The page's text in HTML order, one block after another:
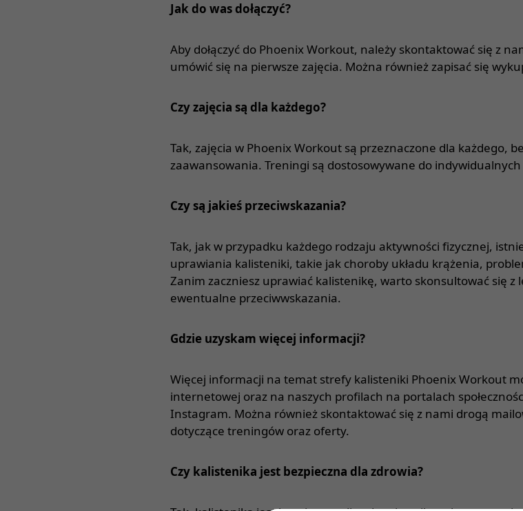
Jak do was dołączyć?
Aby dołączyć do Phoenix Workout, należy skontaktować się z
umówić się na pierwsze zajęcia. Można również zapisać się
Czy zajęcia są dla każdego?
Tak, zajęcia w Phoenix Workout są przeznaczone dla każdego,
zaawansowania. Treningi są dostosowywane do
Czy są jakieś przeciwskazania?
Tak, jak w przypadku każdego rodzaju aktywności fizycznej,
uprawiania kalisteniki, takie jak choroby układu krążenia,
Zanim zaczniesz uprawiać kalistenikę, warto skonsultować się z
ewentualne przeciwwskazania.
Gdzie uzyskam więcej informacji?
Więcej informacji na temat strefy kalisteniki Phoenix Workout
internetowej oraz na naszych profilach na portalach
Instagram. Można również skontaktować się z nami drogą
dotyczące treningów oraz oferty.
Czy kalistenika jest bezpieczna dla zdrowia?